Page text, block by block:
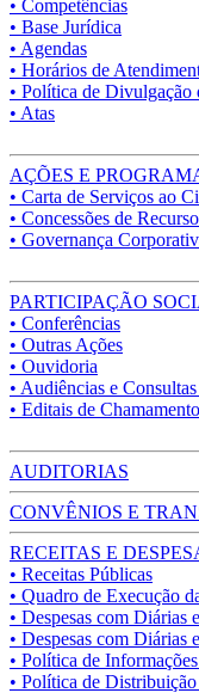
• Competências
• Base Jurídica
• Agendas
• Horários de
• Política de Divulgação
• Atas
AÇÕES E
• Carta de Serviços ao
• Concessões de
• Governança
PARTICIPAÇÃO
• Conferências
• Outras Ações
• Ouvidoria
• Audiências e
• Editais de
AUDITORIAS
CONVÊNIOS E
RECEITAS E
• Receitas Públicas
• Quadro de Execução
• Despesas com Diárias
• Despesas com Diárias
• Política de
• Política de